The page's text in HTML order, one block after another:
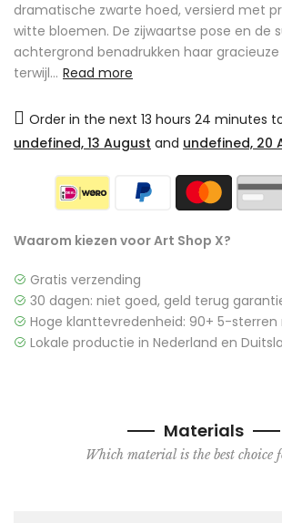
dramatische zwarte hoed, versierd met
witte bloemen. De zijwaartse pose en de
achtergrond benadrukken haar
terwijl... Read more
Order in the next 13 hours 24 minutes
undefined, 13 August and undefined, 20
Waarom kiezen voor Art Shop X?
Gratis verzending
30 dagen: niet goed, geld terug
Hoge klanttevredenheid: 90+ 5-sterren
Lokale productie in Nederland en
Materials
Which material is the best choice